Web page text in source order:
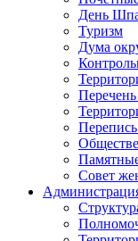
День
Туризм
Дума
Совет